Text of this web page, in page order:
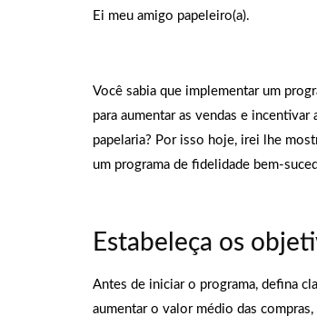
Ei meu amigo papeleiro(a).
Você sabia que implementar um
para aumentar as vendas e
papelaria? Por isso hoje, irei lhe
um programa de fidelidade bem-
Estabeleça os
Antes de iniciar o programa, defina
aumentar o valor médio das